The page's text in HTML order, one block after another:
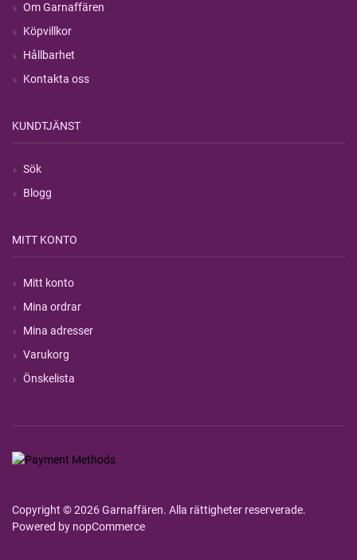
Om Garnaffären
Köpvillkor
Hållbarhet
Kontakta oss
KUNDTJÄNST
Sök
Blogg
MITT KONTO
Mitt konto
Mina ordrar
Mina adresser
Varukorg
Önskelista
Copyright © 2026 Garnaffären. Alla rättigheter reserverade.
Powered by nopCommerce